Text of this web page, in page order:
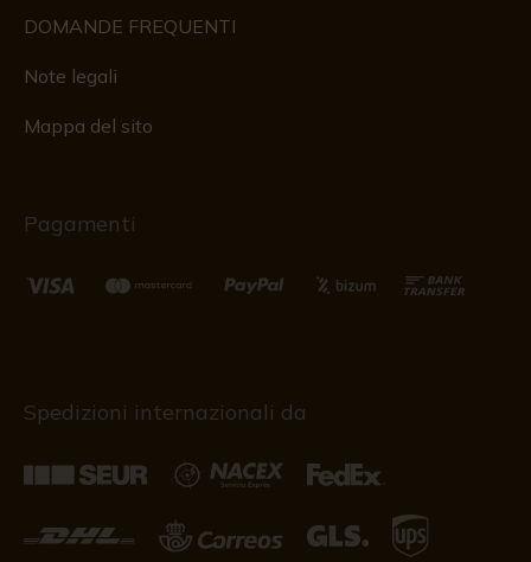
DOMANDE FREQUENTI
Note legali
Mappa del sito
Pagamenti
Spedizioni internazionali da